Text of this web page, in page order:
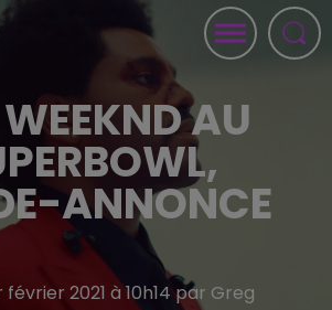
AU
ANNONCE
février 2021 à 10h14 par Greg